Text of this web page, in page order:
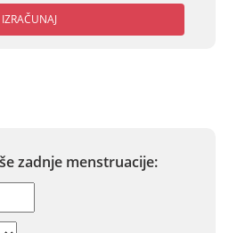
IZRAČUNAJ
zadnje menstruacije: